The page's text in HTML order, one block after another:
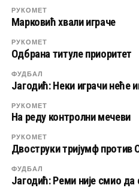
РУКОМЕТ
Марковић хвали играче
РУКОМЕТ
Одбрана титуле приоритет
ФУДБАЛ
Јагодић: Неки играчи неће
РУКОМЕТ
На реду контролни мечеви
РУКОМЕТ
Двоструки тријумф
ФУДБАЛ
Јагодић: Реми није смио да